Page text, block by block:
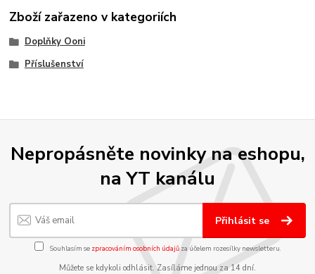
Zboží zařazeno v kategoriích
Doplňky Ooni
Příslušenství
Nepropásněte novinky na eshopu,
na YT kanálu
Přihlásit se
Souhlasím se zpracováním osobních údajůza účelem rozesílky newsletteru.
Můžete se kdykoli odhlásit. Zasíláme jednou za 14 dní.